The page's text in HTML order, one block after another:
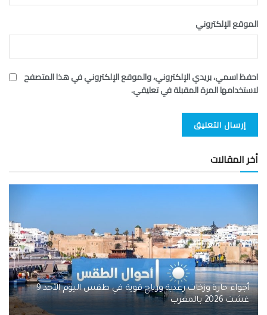
الموقع الإلكتروني
احفظ اسمي، بريدي الإلكتروني، والموقع الإلكتروني في هذا المتصفح
لاستخدامها المرة المقبلة في تعليقي.
أخر المقالات
أجواء حارة وزخات رعدية ورياح قوية في طقس اليوم الأحد 9
غشت 2026 بالمغرب